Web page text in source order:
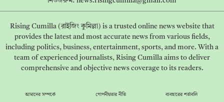
Rising Cumilla (রাইজিং কুমিল্লা) is a trusted online news website that
provides the latest and most accurate news from various fields,
including politics, business, entertainment, sports, and more. With a
team of experienced journalists, Rising Cumilla aims to deliver
comprehensive and objective news coverage to its readers.
আমাদের সম্পর্কে গোপনীয়তার নীতি ব্যবহারের শর্তাবলি